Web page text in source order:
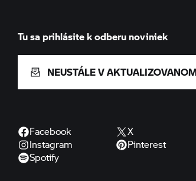
Tu sa prihlásite k odberu noviniek
NEUSTÁLE V
Facebook X
Instagram
Pinterest
Spotify